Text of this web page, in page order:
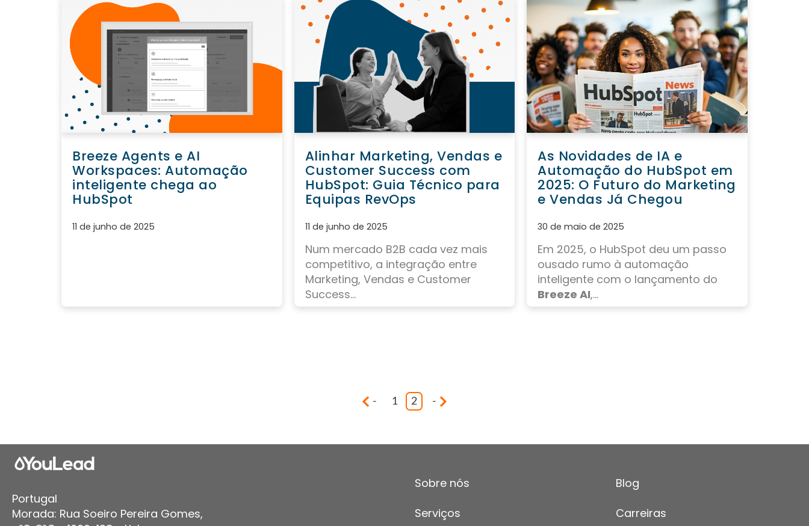
Breeze Agents e AI
Workspaces: Automação
inteligente chega ao
HubSpot
11 de junho de 2025
Alinhar Marketing, Vendas e
Customer Success com
HubSpot: Guia Técnico para
Equipas RevOps
11 de junho de 2025
Num mercado B2B cada vez mais
competitivo, a integração entre
Marketing, Vendas e Customer
Success...
As Novidades de IA e
Automação do HubSpot em
2025: O Futuro do Marketing
e Vendas Já Chegou
30 de maio de 2025
Em 2025, o HubSpot deu um passo
ousado rumo à automação
inteligente com o lançamento do
Breeze AI,...
- 1 2 -
Portugal
Morada: Rua Soeiro Pereira Gomes,
Sobre nós
Serviços
Blog
Carreiras